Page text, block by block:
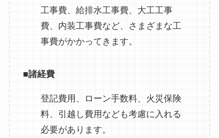
工事費、給排水工事費、大工工事
費、内装工事費など、さまざまな工
事費がかかってきます。
■諸経費
登記費用、ローン手数料、火災保険
料、引越し費用なども考慮に入れる
必要があります。